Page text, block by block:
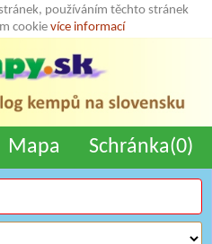
používáním těchto stránek
cookie více informací
Mapa Schránka(0)